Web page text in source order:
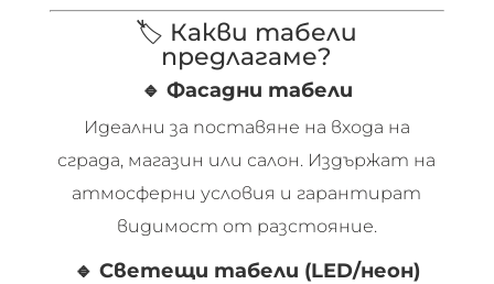
🏷️ Какви табели
предлагаме?
🔹 Фасадни табели
Идеални за поставяне на входа на
сграда, магазин или салон. Издържат на
атмосферни условия и гарантират
видимост от разстояние.
🔹 Светещи табели (LED/неон)